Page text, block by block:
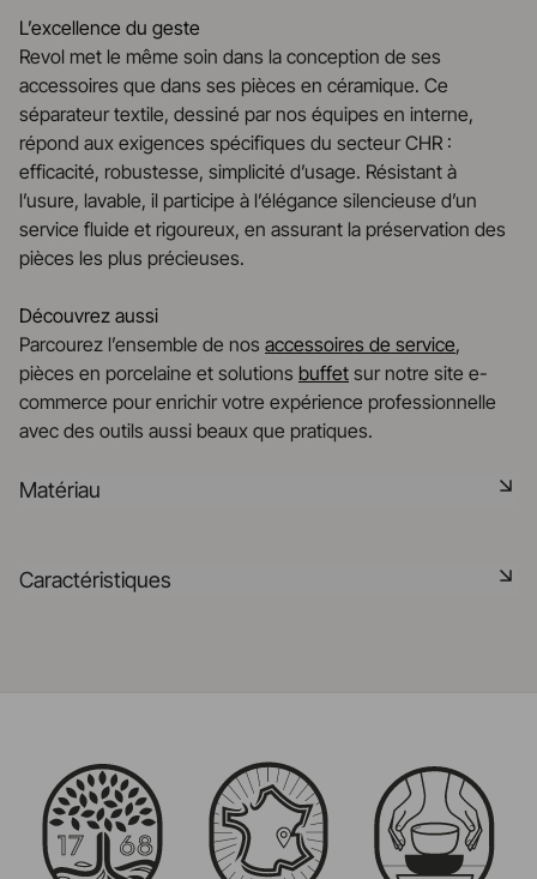
L’excellence du geste
Revol met le même soin dans la conception de ses
accessoires que dans ses pièces en céramique. Ce
séparateur textile, dessiné par nos équipes en interne,
répond aux exigences spécifiques du secteur CHR :
efficacité, robustesse, simplicité d’usage. Résistant à
l’usure, lavable, il participe à l’élégance silencieuse d’un
service fluide et rigoureux, en assurant la préservation des
pièces les plus précieuses.
Découvrez aussi
Parcourez l’ensemble de nos accessoires de service,
pièces en porcelaine et solutions buffet sur notre site e-
commerce pour enrichir votre expérience professionnelle
avec des outils aussi beaux que pratiques.
Matériau
couleurs, apportant confort et chaleur à la table. Il peut être
Caractéristiques
Poids 0,012KG